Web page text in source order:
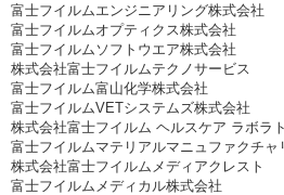
富士フイルムエンジニアリング株式会社
富士フイルムオプティクス株式会社
富士フイルムソフトウエア株式会社
株式会社富士フイルムテクノサービス
富士フイルム富山化学株式会社
富士フイルムVETシステムズ株式会社
株式会社富士フイルム ヘルスケア ラボラ
富士フイルムマテリアルマニュファクチャ
株式会社富士フイルムメディアクレスト
富士フイルムメディカル株式会社